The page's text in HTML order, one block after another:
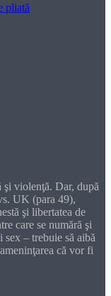
pliată
şi violenţă. Dar, după
UK (para 49),
şi libertatea de
care se numără şi
sex – trebuie să aibă
că vor fi